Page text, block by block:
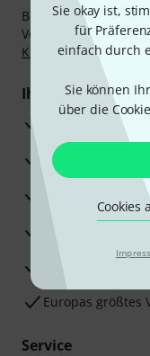
Sie okay ist,
für
einfach durch
Sie können
über die
Cookies
Bezahlen Sie
Vorkasse, PayPal,
Klarna Ratenzahlung
Ihre Vorteile
3 Jahre Thomann
30 Tage Money-
Beratung durch
Europas größtes
Service